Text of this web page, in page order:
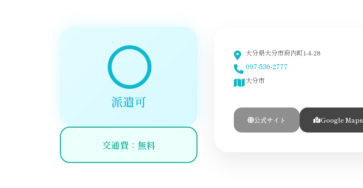
◯
派遣可
交通費：無料
大分県大分市府内町1-4-28
097-536-2777
大分市
公式サイト Google Maps